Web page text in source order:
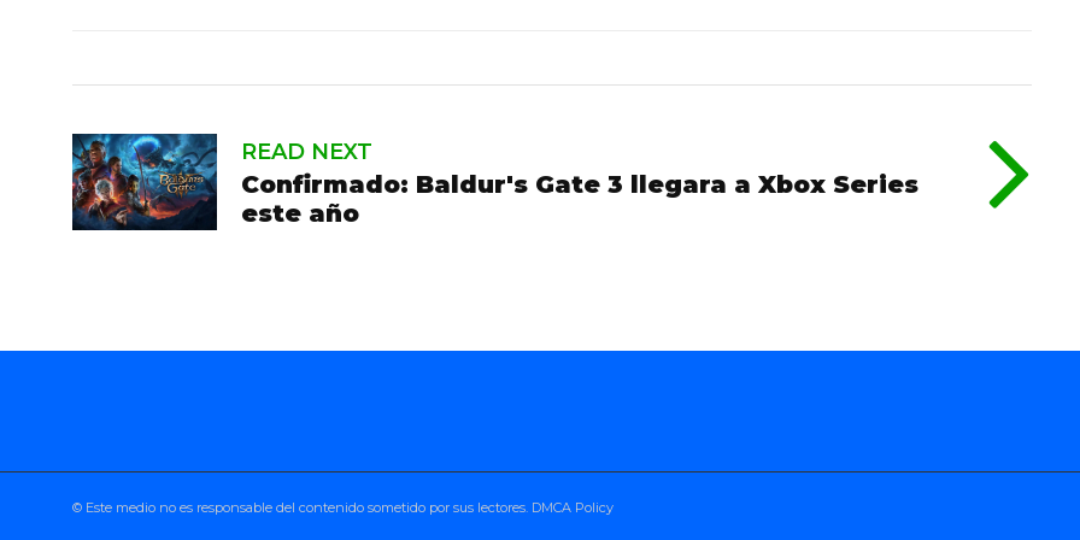
READ NEXT
Confirmado: Baldur's Gate 3 llegara a Xbox Series
este año
© Este medio no es responsable del contenido sometido por sus lectores. DMCA Policy